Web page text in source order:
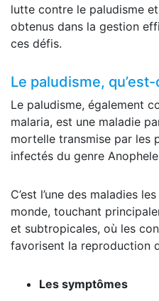
lutte contre le paludisme
obtenus dans la gestion
ces défis.
Le paludisme, qu’est-
Le paludisme, également
malaria, est une maladie
mortelle transmise par les
infectés du genre
C’est l’une des maladies
monde, touchant
et subtropicales, où les
favorisent la reproduction
Les symptômes